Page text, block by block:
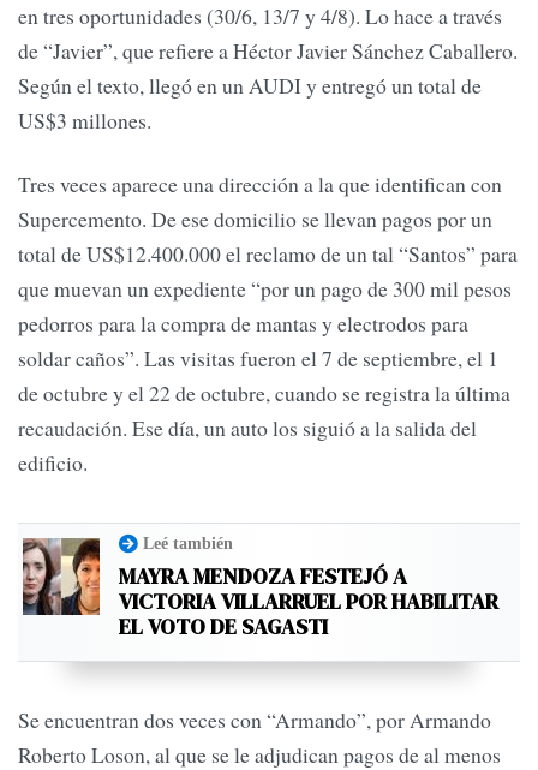
en tres oportunidades (30/6, 13/7 y 4/8). Lo hace a través
de “Javier”, que refiere a Héctor Javier Sánchez Caballero.
Según el texto, llegó en un AUDI y entregó un total de
US$3 millones.
Tres veces aparece una dirección a la que identifican con
Supercemento. De ese domicilio se llevan pagos por un
total de US$12.400.000 el reclamo de un tal “Santos” para
que muevan un expediente “por un pago de 300 mil pesos
pedorros para la compra de mantas y electrodos para
soldar caños”. Las visitas fueron el 7 de septiembre, el 1
de octubre y el 22 de octubre, cuando se registra la última
recaudación. Ese día, un auto los siguió a la salida del
edificio.
Leé también
MAYRA MENDOZA FESTEJÓ A
VICTORIA VILLARRUEL POR HABILITAR
EL VOTO DE SAGASTI
Se encuentran dos veces con “Armando”, por Armando
Roberto Loson, al que se le adjudican pagos de al menos